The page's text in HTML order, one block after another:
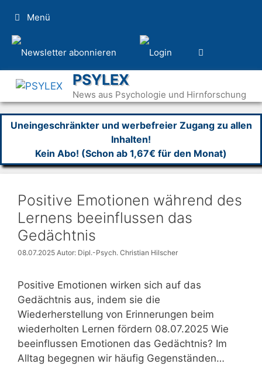
Inhalt
springen
Menü
PSYLEX
News aus Psychologie und Hirnforschung
Uneingeschränkter und werbefreier Zugang zu allen
Inhalten!
Kein Abo! (Schon ab 1,67€ für den Monat)
Positive Emotionen während des
Lernens beeinflussen das
Gedächtnis
08.07.2025 Autor: Dipl.-Psych. Christian Hilscher
Positive Emotionen wirken sich auf das
Gedächtnis aus, indem sie die
Wiederherstellung von Erinnerungen beim
wiederholten Lernen fördern 08.07.2025 Wie
beeinflussen Emotionen das Gedächtnis? Im
Alltag begegnen wir häufig Gegenständen…